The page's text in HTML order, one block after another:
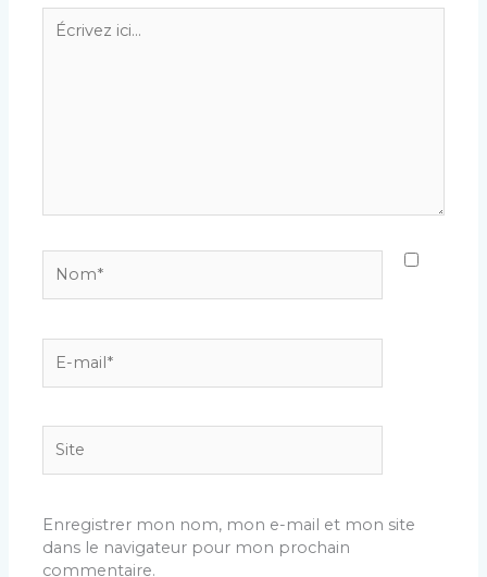
Écrivez
ici…
mail*
Enregistrer mon nom, mon e-mail et mon site
dans le navigateur pour mon prochain
commentaire.